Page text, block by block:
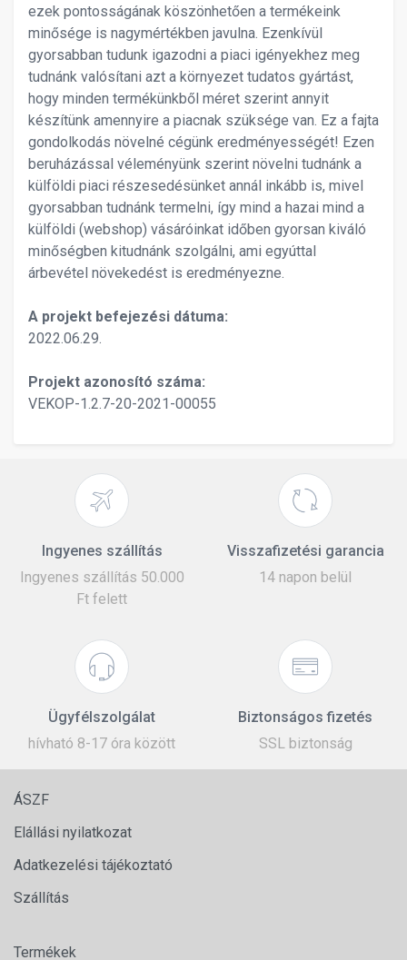
ezek pontosságának köszönhetően a termékeink
minősége is nagymértékben javulna. Ezenkívül
gyorsabban tudunk igazodni a piaci igényekhez meg
tudnánk valósítani azt a környezet tudatos gyártást,
hogy minden termékünkből méret szerint annyit
készítünk amennyire a piacnak szüksége van. Ez a fajta
gondolkodás növelné cégünk eredményességét! Ezen
beruházással véleményünk szerint növelni tudnánk a
külföldi piaci részesedésünket annál inkább is, mivel
gyorsabban tudnánk termelni, így mind a hazai mind a
külföldi (webshop) vásáróinkat időben gyorsan kiváló
minőségben kitudnánk szolgálni, ami egyúttal
árbevétel növekedést is eredményezne.
A projekt befejezési dátuma:
2022.06.29.
Projekt azonosító száma:
VEKOP-1.2.7-20-2021-00055
Ingyenes szállítás
Ingyenes szállítás 50.000
Ft felett
Visszafizetési garancia
14 napon belül
Ügyfélszolgálat
hívható 8-17 óra között
Biztonságos fizetés
SSL biztonság
ÁSZF
Elállási nyilatkozat
Adatkezelési tájékoztató
Szállítás
Termékek